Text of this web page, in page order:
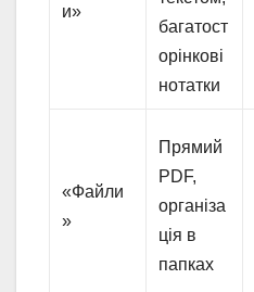
и»
багатост
орінкові
нотатки
«Файли
»
Прямий
PDF,
організа
ція в
папках